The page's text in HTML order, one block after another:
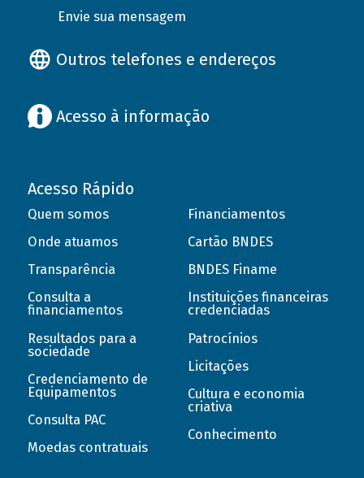
Envie sua mensagem
Outros telefones e endereços
Acesso à informação
Acesso Rápido
Quem somos
Onde atuamos
Transparência
Consulta a
financiamentos
Resultados para a
sociedade
Credenciamento de
Equipamentos
Consulta PAC
Moedas contratuais
Financiamentos
Cartão BNDES
BNDES Finame
Instituições financeiras
credenciadas
Patrocínios
Licitações
Cultura e economia
criativa
Conhecimento